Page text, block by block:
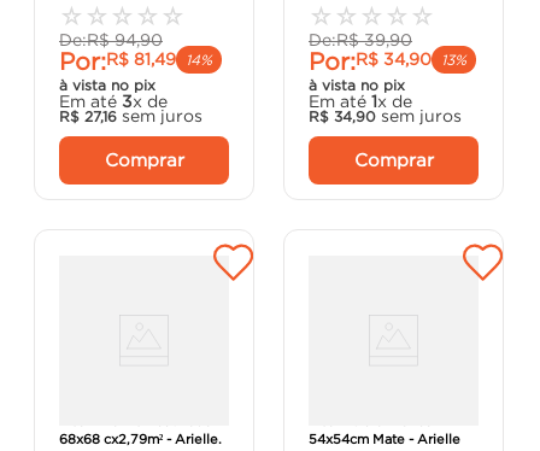
☆ ☆ ☆ ☆ ☆
De:R$ 94,90
Por:R$ 81,49
14%
à vista no pix
Em até 3x de
R$ 27,16 sem juros
Comprar
☆ ☆ ☆ ☆ ☆
De:R$ 39,90
Por:R$ 34,90
13%
à vista no pix
Em até 1x de
R$ 34,90 sem juros
Comprar
68x68 cx2,79m² - Arielle.
54x54cm Mate - Arielle